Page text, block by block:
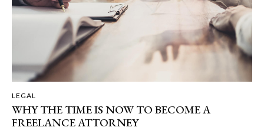
LEGAL
WHY THE TIME IS NOW TO BECOME A
FREELANCE ATTORNEY